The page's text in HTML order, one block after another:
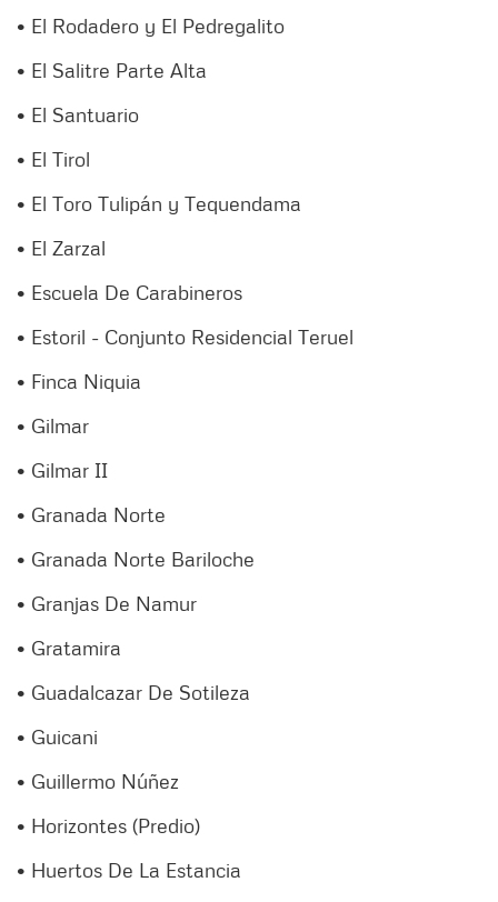
• El Rodadero y El Pedregalito
• El Salitre Parte Alta
• El Santuario
• El Tirol
• El Toro Tulipán y Tequendama
• El Zarzal
• Escuela De Carabineros
• Estoril - Conjunto Residencial Teruel
• Finca Niquia
• Gilmar
• Gilmar II
• Granada Norte
• Granada Norte Bariloche
• Granjas De Namur
• Gratamira
• Guadalcazar De Sotileza
• Guicani
• Guillermo Núñez
• Horizontes (Predio)
• Huertos De La Estancia